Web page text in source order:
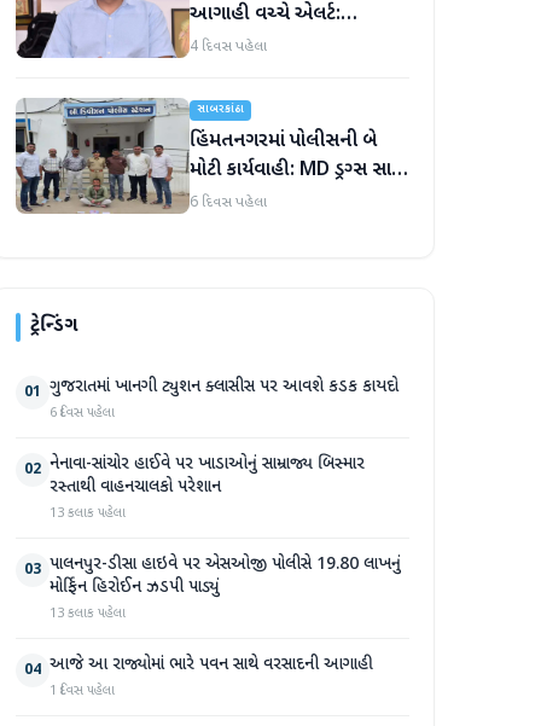
આગાહી વચ્ચે એલર્ટ:
કલેક્ટરની નાગરિકોને સાવચેતી
4 દિવસ પહેલા
સાબરકાંઠા
હિંમતનગરમાં પોલીસની બે
મોટી કાર્યવાહી: MD ડ્રગ્સ સાથે
એક ઝડપાયો, પશુ ચોરીના
6 દિવસ પહેલા
ટ્રેન્ડિંગ
01 ગુજરાતમાં ખાનગી ટ્યુશન ક્લાસીસ પર આવશે કડક કાયદો
6 દિવસ પહેલા
02 નેનાવા-સાંચોર હાઈવે પર ખાડાઓનું સામ્રાજ્ય બિસ્માર
રસ્તાથી વાહનચાલકો પરેશાન
13 કલાક પહેલા
03 પાલનપુર-ડીસા હાઇવે પર એસઓજી પોલીસે 19.80 લાખનું
મોર્ફિન હિરોઈન ઝડપી પાડ્યું
13 કલાક પહેલા
04 આજે આ રાજ્યોમાં ભારે પવન સાથે વરસાદની આગાહી
1 દિવસ પહેલા